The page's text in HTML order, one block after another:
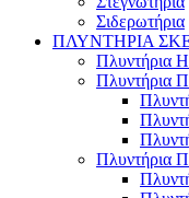
Σιδερωτήρια
ΠΛΥΝΤΗΡΙΑ
Πλυντήρια
Πλυντήρια
Πλυντήρια